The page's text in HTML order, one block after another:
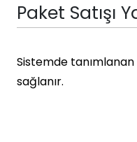
Paket Satışı
Sistemde
sağlanır.